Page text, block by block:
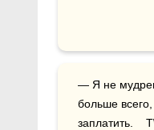
— Я не
больше
заплатить.